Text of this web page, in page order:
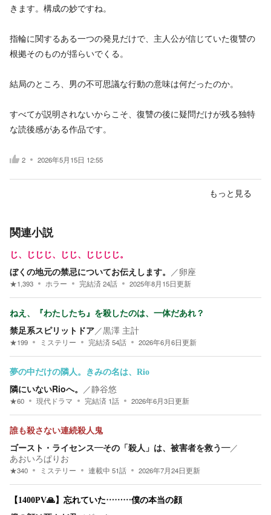
きます。構成の妙ですね。
指輪に関するある一つの発見だけで、主人公が信じていた復讐の
根拠そのものが揺らいでくる。
結局のところ、男の不可思議な行動の意味は何だったのか。
すべてが説明されないからこそ、復讐の後に疑問だけが残る独特
な読後感がある作品です。
2 2026年5月15日 12:55
もっと見る
関連小説
じ、じじじ、じじ、じじじじ。
ぼくの地元の禁忌についてお伝えします。 ／卵座
★1,393 ホラー 完結済24話 2025年8月15日更新
ねえ、『わたしたち』を殺したのは、一体だあれ？
禁足系スピリットドア／黒澤 主計
★199 ミステリー 完結済54話 2026年6月6日更新
夢の中だけの隣人。きみの名は、Rio
隣にいないRioへ。 ／静谷悠
★60 現代ドラマ 完結済 1話 2026年6月3日更新
誰も殺さない連続殺人鬼
ゴースト・ライセンス―その「殺人」は、被害者を救う―／
あおいろぱりお
★340 ミステリー 連載中 51話 2026年7月24日更新
【1400PV🙏】忘れていた………僕の本当の顔